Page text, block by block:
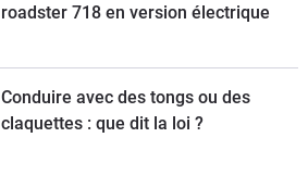
roadster 718 en version électrique
Conduire avec des tongs ou des
claquettes : que dit la loi ?